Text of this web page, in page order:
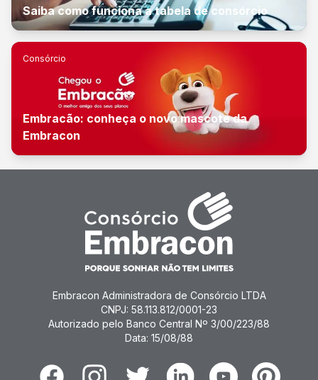
Saiba como funciona a tabela de consórcio
Consórcio
Embracão: conheça o novo mascote da
Embracon
Embracon Administradora de Consórcio LTDA
CNPJ: 58.113.812/0001-23
Autorizado pelo Banco Central Nº 3/00/223/88
Data: 15/08/88
FacebookInstagramTwitter LinkedinYoutubePinterest